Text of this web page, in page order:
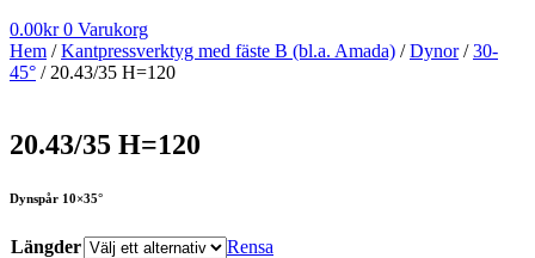
0.00kr 0 Varukorg
Hem /Kantpressverktyg med fäste B (bl.a. Amada) /Dynor/30-
45° / 20.43/35 H=120
20.43/35 H=120
Dynspår 10×35°
Längder
Rensa